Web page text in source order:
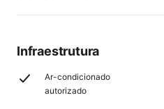
Infraestrutura
Ar-condicionado
autorizado